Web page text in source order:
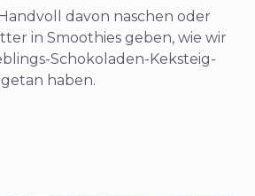
davon naschen oder
in Smoothies geben, wie wir
Schokoladen-Keksteig-
haben.